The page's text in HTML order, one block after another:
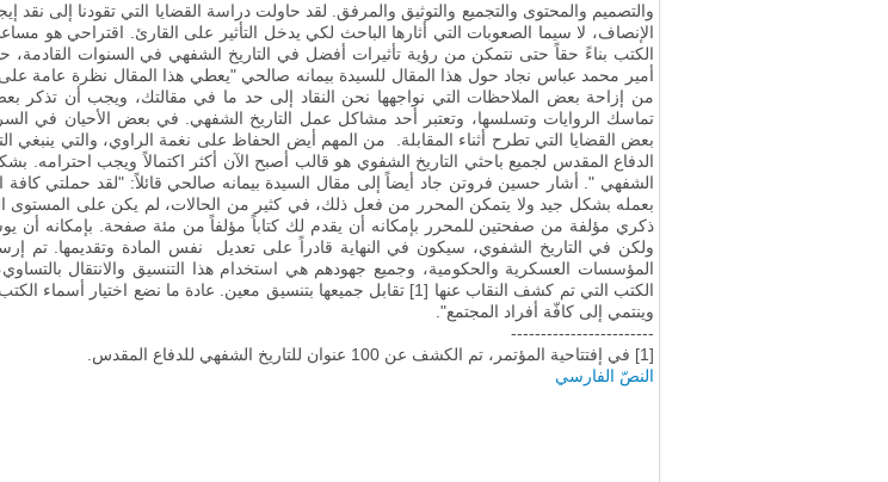
والتصميم والمحتوى والتجميع والتوثيق والمرفق
لقد حاولت دراسة القضايا التي تقودنا إلى نقد
الإنصاف، لا سيما الصعوبات التي أثارها الباحث لكي يدخل التأثير على القارئ
اقتراحي هو
الكتب بناءً حقاً حتى نتمكن من رؤية تأثيرات أفضل في التاريخ الشفهي في السنوات
أمير محمد عباس نجاد حول هذا المقال للسيدة بيمانه صالحي "يعطي هذا المقال نظرة عامة على
من إزاحة بعض الملاحظات التي نواجهها نحن النقاد إلى حد ما في مقالتك، ويجب أن تذكر
تماسك الروايات وتسلسها، وتعتبر أحد مشاكل عمل التاريخ الشفهي
في بعض الأحيان في
بعض القضايا التي تطرح أثناء المقابلة. من المهم أيض الحفاظ على نغمة الراوي، والتي ينبغي
الدفاع المقدس لجميع باحثي التاريخ الشفوي هو قالب أصبح الآن أكثر اكتمالاً ويجب احترامه
الشفهي ". أشار حسين فروتن جاد أيضاً إلى مقال السيدة بيمانه صالحي قائلاً: "لقد حملتي كافة
بعمله بشكل جيد ولا يتمكن المحرر من فعل ذلك، في كثير من الحالات، لم يكن على المستوى
ذكري مؤلفة من صفحتين للمحرر بإمكانه أن يقدم لك كتاباً مؤلفاً من مئة صفحة. بإمكانه
ولكن في التاريخ الشفوي، سيكون في النهاية قادراً على تعديل نفس المادة وتقديمها
تم
المؤسسات العسكرية والحكومية، وجميع جهودهم هي استخدام هذا التنسيق والانتقال
الكتب التي تم كشف النقاب عنها [1] تقابل جميعها بتنسيق معين
عادة ما نضع اختيار أسماء
وينتمي إلى كافّة أفراد المجتمع".
------------------------
[1] في إفتتاحية المؤتمر، تم الكشف عن 100 عنوان للتاريخ الشفهي للدفاع المقدس
النصّ الفارسي